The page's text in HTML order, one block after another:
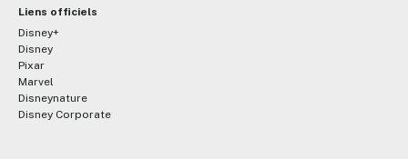
Liens officiels
Disney+
Disney
Pixar
Marvel
Disneynature
Disney Corporate